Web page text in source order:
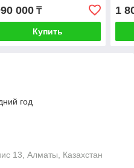
000₸
Купить
1
год
13, Алматы, Казахстан